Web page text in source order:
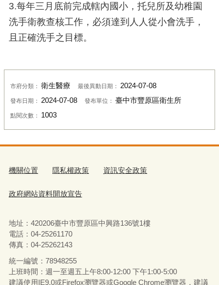
3.每年三月底前完成轄內國小，托兒所及幼稚園
洗手衛教查核工作，必須達到人人從小會洗手，
且正確洗手之目標。
市府分類： 衛生醫療 最後異動日期： 2024-07-08
發布日期： 2024-07-08 發布單位： 臺中市豐原區衛生所
點閱次數： 1003
機關位置 隱私權政策 資訊安全政策
政府網站資料開放宣告
地址：420206臺中市豐原區中興路136號1樓
電話：04-25261170
傳真：04-25262143
統一編號：78948255
上班時間：週一至週五上午8:00-12:00 下午1:00-5:00
建議使用IE9.0或Firefox瀏覽器或Google Chrome瀏覽器，建議